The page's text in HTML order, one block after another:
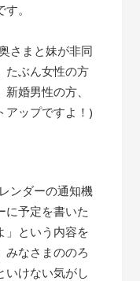
。
さまと妹が非同
たぶん女性の方
婚男性の方、
アップですよ！)
ンダーの通知機
に予定を書いた
」という内容を
みなさまののろ
いけない気がし